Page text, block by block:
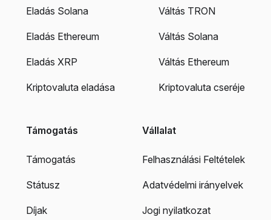
Eladás Solana
Eladás Ethereum
Eladás XRP
Kriptovaluta eladása
Váltás TRON
Váltás Solana
Váltás Ethereum
Kriptovaluta cseréje
Támogatás
Támogatás
Státusz
Díjak
Vállalat
Felhasználási Feltételek
Adatvédelmi irányelvek
Jogi nyilatkozat